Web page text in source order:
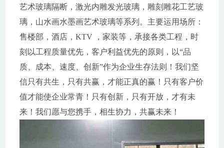
艺术玻璃隔断，激光内雕发光玻璃，雕刻雕花工艺玻
璃，山水画水墨画艺术玻璃等系列。主要运用场所：
售楼部，酒店，KTV ，家装等，承接各类工程，时
刻以工程质量优先，客户利益优先的原则，以“品
质、成本、速度、创新”作为企业生存法则！我们坚
信只有共生，只有共赢，才能正真的赢！只有客户价
值才能使企业常青！只有创新，只有开放，才有未
来！我们愿与您携手，相生协力，共赢未来！